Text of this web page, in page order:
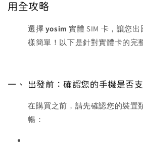
用全攻略
選擇 yosim 實體 SIM 卡，讓您
樣簡單！以下是針對實體卡的完
一、 出發前：確認您的手機是否支
在購買之前，請先確認您的裝置
暢：